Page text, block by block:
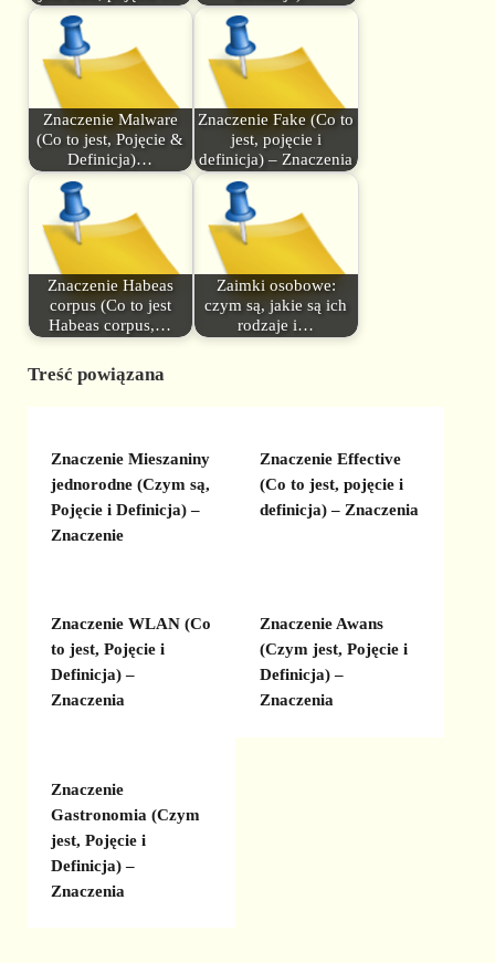
Znaczenie Malware
(Co to jest, Pojęcie &
Definicja)…
Znaczenie Fake (Co to
jest, pojęcie i
definicja) – Znaczenia
Znaczenie Habeas
corpus (Co to jest
Habeas corpus,…
Zaimki osobowe:
czym są, jakie są ich
rodzaje i…
Treść powiązana
Znaczenie Mieszaniny
jednorodne (Czym są,
Pojęcie i Definicja) –
Znaczenie
Znaczenie Effective
(Co to jest, pojęcie i
definicja) – Znaczenia
Znaczenie WLAN (Co
to jest, Pojęcie i
Definicja) –
Znaczenia
Znaczenie Awans
(Czym jest, Pojęcie i
Definicja) –
Znaczenia
Znaczenie
Gastronomia (Czym
jest, Pojęcie i
Definicja) –
Znaczenia